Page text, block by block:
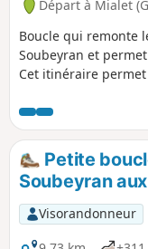
Départ à Mialet
Boucle qui remonte
Soubeyran et
Cet itinéraire
de la vallée et de
Aïgladines.Voir
dans le descriptif en
Petite
Soubeyran
Visorandonneur